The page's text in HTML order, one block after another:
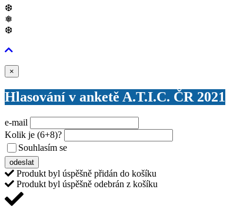
❆
❅
❆
×
Hlasování v anketě A.T.I.C. ČR 2021
e-mail
Kolik je (6+8)?
Souhlasím se
odeslat
Produkt byl úspěšně přidán do košíku
Produkt byl úspěšně odebrán z košíku